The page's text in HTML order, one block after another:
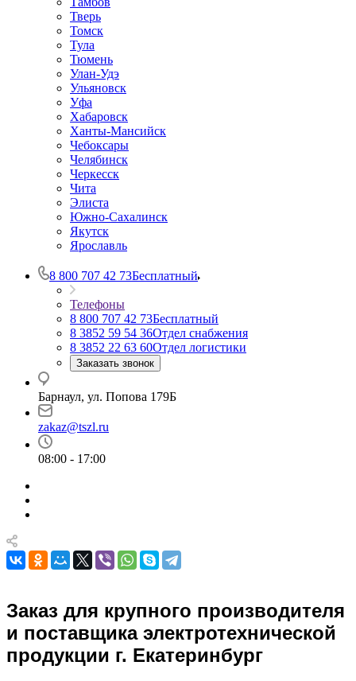
Тверь
Томск
Тула
Тюмень
Улан-Удэ
Ульяновск
Уфа
Хабаровск
Ханты-Мансийск
Чебоксары
Челябинск
Черкесск
Чита
Элиста
Южно-Сахалинск
Якутск
Ярославль
8 800 707 42 73Бесплатный
Телефоны
8 800 707 42 73Бесплатный
8 3852 59 54 36Отдел снабжения
8 3852 22 63 60Отдел логистики
Заказать звонок
Барнаул, ул. Попова 179Б
zakaz@tszl.ru
08:00 - 17:00
Заказ для крупного производителя
и поставщика электротехнической
продукции г. Екатеринбург